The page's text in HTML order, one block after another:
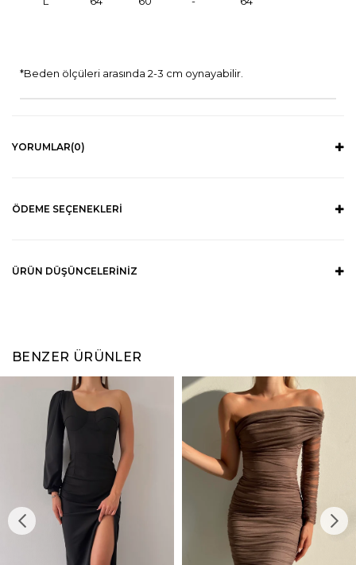
*Beden ölçüleri arasında 2-3 cm oynayabilir.
YORUMLAR(0)
ÖDEME SEÇENEKLERI
ÜRÜN DÜŞÜNCELERINIZ
BENZER ÜRÜNLER